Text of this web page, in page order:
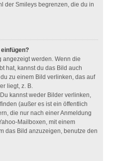
der Smileys begrenzen, die du in
angezeigt werden. Wenn die
hat, kannst du das Bild auch
zu einem Bild verlinken, das auf
liegt, z. B.
kannst weder Bilder verlinken,
(außer es ist ein öffentlich
die nur nach einer Anmeldung
Mailboxen, mit einem
das Bild anzuzeigen, benutze den